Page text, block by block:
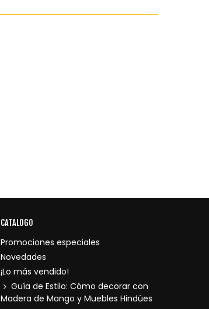
CATALOGO
Promociones especiales
Novedades
¡Lo más vendido!
Guía de Estilo: Cómo decorar con
Madera de Mango y Muebles Hindúes